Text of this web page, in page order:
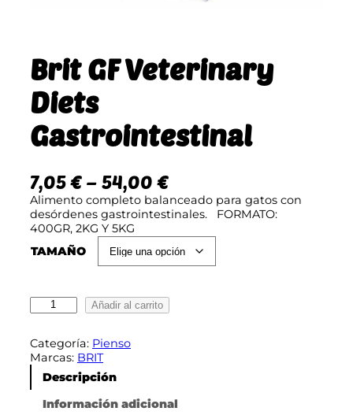
Brit GF Veterinary
Diets
Gastrointestinal
7,05€ – 54,00 €R
a
g
o
d
e
c
Alimento completo balanceado para gatos con
desórdenes gastrointestinales. FORMATO:
400GR, 2KG Y 5KG
TAMAÑO
r
t
G
V
Añadir al carrito
Categoría: Pienso
Marcas: BRIT
Descripción
Información adicional